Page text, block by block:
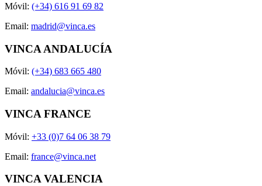
Móvil: (+34) 616 91 69 82
Email: madrid@vinca.es
VINCA ANDALUCÍA
Móvil: (+34) 683 665 480
Email: andalucia@vinca.es
VINCA FRANCE
Móvil: +33 (0)7 64 06 38 79
Email: france@vinca.net
VINCA VALENCIA